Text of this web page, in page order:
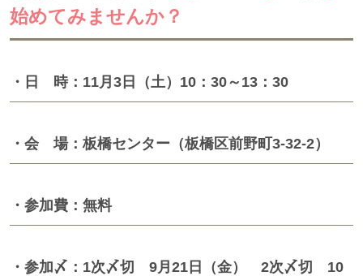
始めてみませんか？
・日 時：11月3日（土）10：30～13：30
・会 場：板橋センター（板橋区前野町3-32-2）
・参加費：無料
・参加〆：1次〆切 9月21日（金） 2次〆切 10